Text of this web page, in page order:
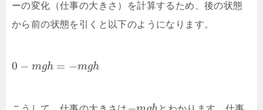
ーの変化（仕事の大きさ）を計算するため、後の状態
から前の状態を引くと以下のようになります。
0 − mgh = −mgh